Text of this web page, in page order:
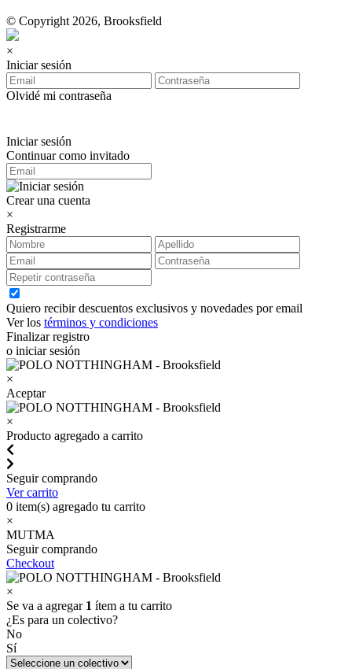
© Copyright 2026, Brooksfield
×
Iniciar sesión
Olvidé mi contraseña
Iniciar sesión
Continuar como invitado
Crear una cuenta
×
Registrarme
Quiero recibir descuentos exclusivos y novedades por email
Ver los términos y condiciones
Finalizar registro
o iniciar sesión
×
Aceptar
×
Producto agregado a carrito
Seguir comprando
Ver carrito
0 item(s) agregado tu carrito
×
MUTMA
Seguir comprando
Checkout
×
Se va a agregar 1 ítem a tu carrito
¿Es para un colectivo?
No
Sí